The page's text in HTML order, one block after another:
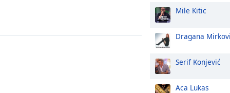
Mile Kitic
Dragana
Serif Konjević
Aca Lukas